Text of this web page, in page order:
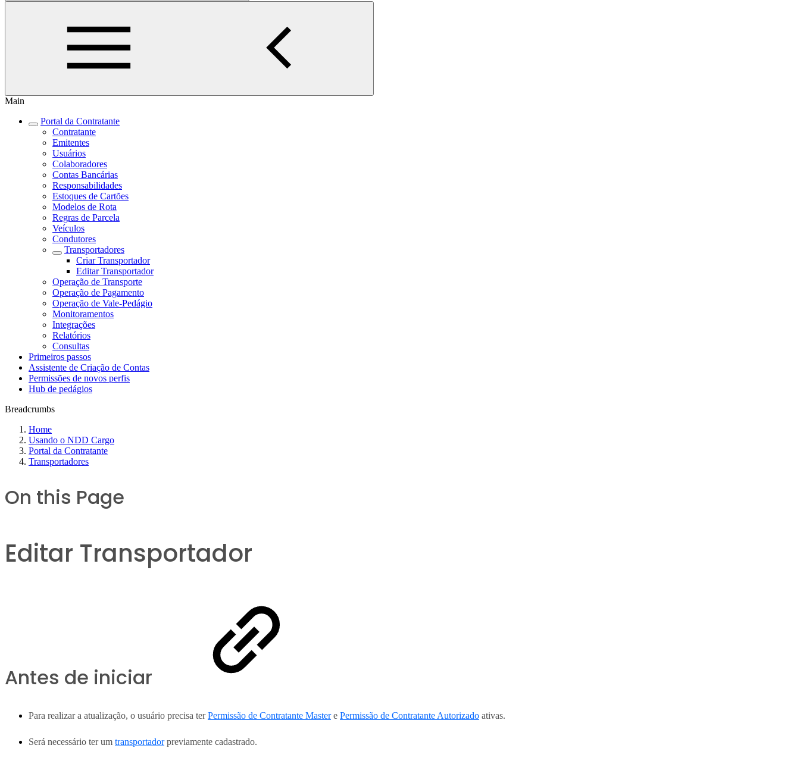
Main
Portal da Contratante
Contratante
Emitentes
Usuários
Colaboradores
Contas Bancárias
Responsabilidades
Estoques de Cartões
Modelos de Rota
Regras de Parcela
Veículos
Condutores
Transportadores
Criar Transportador
Editar Transportador
Operação de Transporte
Operação de Pagamento
Operação de Vale-Pedágio
Monitoramentos
Integrações
Relatórios
Consultas
Primeiros passos
Assistente de Criação de Contas
Permissões de novos perfis
Hub de pedágios
Breadcrumbs
Home
Usando o NDD Cargo
Portal da Contratante
Transportadores
On this Page
Editar Transportador
Antes de iniciar
Para realizar a atualização, o usuário precisa terPermissão de Contratante Mastere Permissão de Contratante Autorizado ativas.
Será necessário ter um transportadorpreviamente cadastrado.